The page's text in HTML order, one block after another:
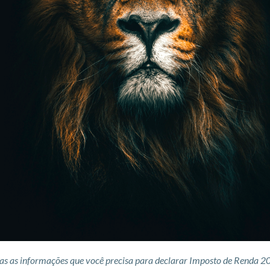
as informações que você precisa para declarar Imposto de Renda